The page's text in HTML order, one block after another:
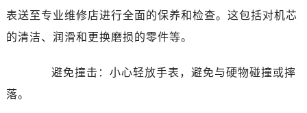
表送至专业维修店进行全面的保养和检查。这包括对机芯
的清洁、润滑和更换磨损的零件等。
避免撞击：小心轻放手表，避免与硬物碰撞或摔
落。